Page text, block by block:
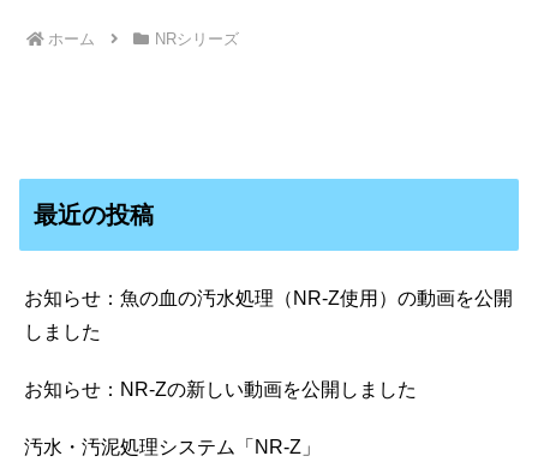
ホーム NRシリーズ
最近の投稿
お知らせ：魚の血の汚水処理（NR-Z使用）の動画を公開
しました
お知らせ：NR-Zの新しい動画を公開しました
汚水・汚泥処理システム「NR-Z」